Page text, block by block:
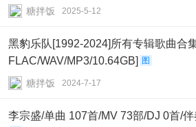
糖拌饭 2025-5-12
黑豹乐队[1992-2024]所有专辑歌曲合
FLAC/WAV/MP3/10.64GB]
图
糖拌饭 2024-7-17
李宗盛/单曲 107首/MV 73部/DJ 0首/